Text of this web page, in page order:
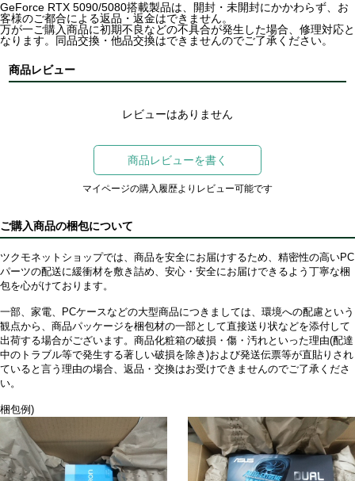
GeForce RTX 5090/5080搭載製品は、開封・未開封にかかわらず、お
客様のご都合による返品・返金はできません。
万が一ご購入商品に初期不良などの不具合が発生した場合、修理対応と
なります。同品交換・他品交換はできませんのでご了承ください。
商品レビュー
レビューはありません
商品レビューを書く
マイページの購入履歴よりレビュー可能です
ご購入商品の梱包について
ツクモネットショップでは、商品を安全にお届けするため、精密性の高いPC
パーツの配送に緩衝材を敷き詰め、安心・安全にお届けできるよう丁寧な梱
包を心がけております。
一部、家電、PCケースなどの大型商品につきましては、環境への配慮という
観点から、商品パッケージを梱包材の一部として直接送り状などを添付して
出荷する場合がございます。商品化粧箱の破損・傷・汚れといった理由(配達
中のトラブル等で発生する著しい破損を除き)および発送伝票等が直貼りされ
ていると言う理由の場合、返品・交換はお受けできませんのでご了承くださ
い。
梱包例)